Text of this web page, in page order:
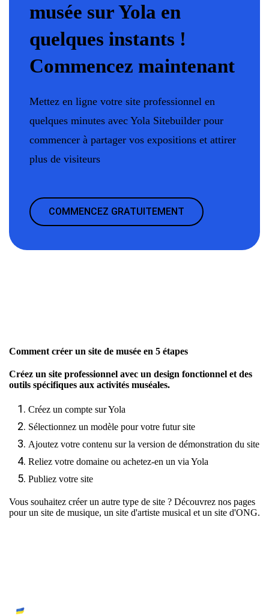
musée sur Yola en
quelques instants !
Commencez maintenant
Mettez en ligne votre site professionnel en
quelques minutes avec Yola Sitebuilder pour
commencer à partager vos expositions et attirer
plus de visiteurs
COMMENCEZ GRATUITEMENT
Comment créer un site de musée en 5 étapes
Créez un site professionnel avec un design fonctionnel et des
outils spécifiques aux activités muséales.
Créez un compte sur Yola
Sélectionnez un modèle pour votre futur site
Ajoutez votre contenu sur la version de démonstration du site
Reliez votre domaine ou achetez-en un via Yola
Publiez votre site
Vous souhaitez créer un autre type de site ? Découvrez nos pages
pourun site de musique, un site d'artiste musical et un site d'ONG.